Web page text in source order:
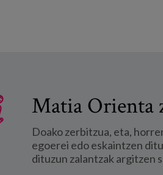
Matia Orienta
Doako zerbitzua, eta,
egoerei edo eskaintzen
dituzun zalantzak argitzen